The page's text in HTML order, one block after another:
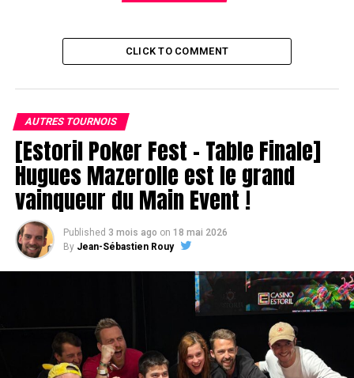
Moundir
CLICK TO COMMENT
AUTRES TOURNOIS
[Estoril Poker Fest – Table Finale]
Hugues Mazerolle est le grand
vainqueur du Main Event !
Published 3 mois ago on 18 mai 2026
By Jean-Sébastien Rouy